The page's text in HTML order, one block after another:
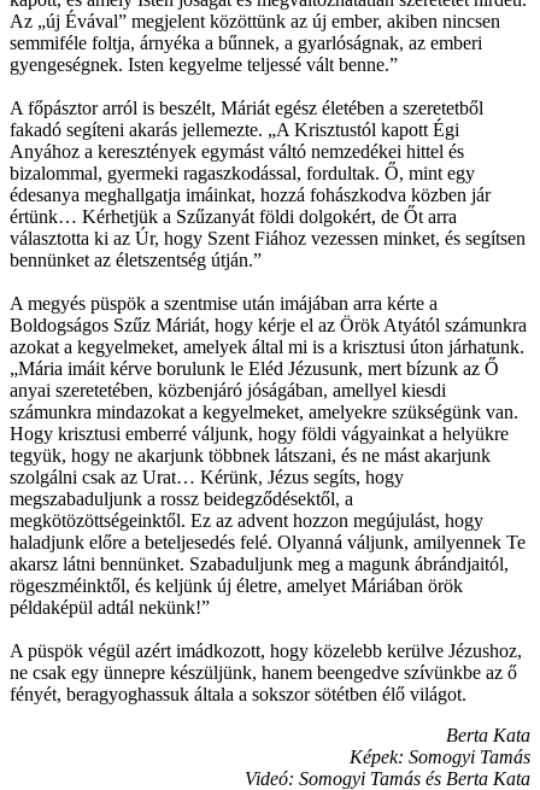
Az „új Évával” megjelent közöttünk az új ember, akiben nincsen
semmiféle foltja, árnyéka a bűnnek, a gyarlóságnak, az emberi
gyengeségnek. Isten kegyelme teljessé vált benne.”
A főpásztor arról is beszélt, Máriát egész életében a szeretetből
fakadó segíteni akarás jellemezte. „A Krisztustól kapott Égi
Anyához a keresztények egymást váltó nemzedékei hittel és
bizalommal, gyermeki ragaszkodással, fordultak. Ő, mint egy
édesanya meghallgatja imáinkat, hozzá fohászkodva közben jár
értünk… Kérhetjük a Szűzanyát földi dolgokért, de Őt arra
választotta ki az Úr, hogy Szent Fiához vezessen minket, és segítsen
bennünket az életszentség útján.”
A megyés püspök a szentmise után imájában arra kérte a
Boldogságos Szűz Máriát, hogy kérje el az Örök Atyától számunkra
azokat a kegyelmeket, amelyek által mi is a krisztusi úton járhatunk.
„Mária imáit kérve borulunk le Eléd Jézusunk, mert bízunk az Ő
anyai szeretetében, közbenjáró jóságában, amellyel kiesdi
számunkra mindazokat a kegyelmeket, amelyekre szükségünk van.
Hogy krisztusi emberré váljunk, hogy földi vágyainkat a helyükre
tegyük, hogy ne akarjunk többnek látszani, és ne mást akarjunk
szolgálni csak az Urat… Kérünk, Jézus segíts, hogy
megszabaduljunk a rossz beidegződésektől, a
megkötözöttségeinktől. Ez az advent hozzon megújulást, hogy
haladjunk előre a beteljesedés felé. Olyanná váljunk, amilyennek Te
akarsz látni bennünket. Szabaduljunk meg a magunk ábrándjaitól,
rögeszméinktől, és keljünk új életre, amelyet Máriában örök
példaképül adtál nekünk!”
A püspök végül azért imádkozott, hogy közelebb kerülve Jézushoz,
ne csak egy ünnepre készüljünk, hanem beengedve szívünkbe az ő
fényét, beragyoghassuk általa a sokszor sötétben élő világot.
Berta Kata
Képek: Somogyi Tamás
Videó: Somogyi Tamás és Berta Kata